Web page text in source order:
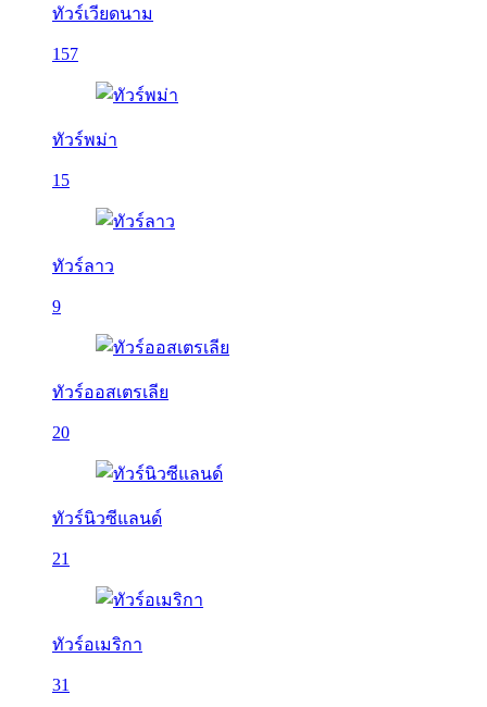
ทัวร์เวียดนาม
157
ทัวร์พม่า
15
ทัวร์ลาว
9
ทัวร์ออสเตรเลีย
20
ทัวร์นิวซีแลนด์
21
ทัวร์อเมริกา
31